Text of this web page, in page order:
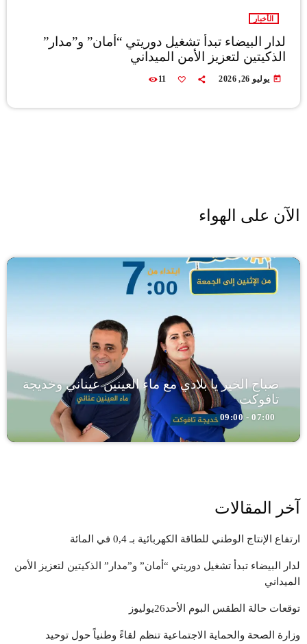
الأخبار
لدار البيضاء تبدأ تشغيل دوريتي “أمان” و”مدار”
الذكيتين لتعزيز الأمن الميداني
today يوليو 26, 2026 11
الآن على الهواء
صباح الخير يا بلادي مع ماء العينين عيناني وخديجة
تافوكت
07:00 - 09:00
آخر المقالات
ارتفاع الإنتاج الوطني للطاقة الكهربائية بـ 0,4 في المائة
لدار البيضاء تبدأ تشغيل دوريتي “أمان” و”مدار” الذكيتين لتعزيز الأمن
الميداني
توقعات حالة الطقس البوم الأحد26يوليوز
وزارة الصحة والحماية الاجتماعية تنظم لقاءً وطنياً حول توحيد